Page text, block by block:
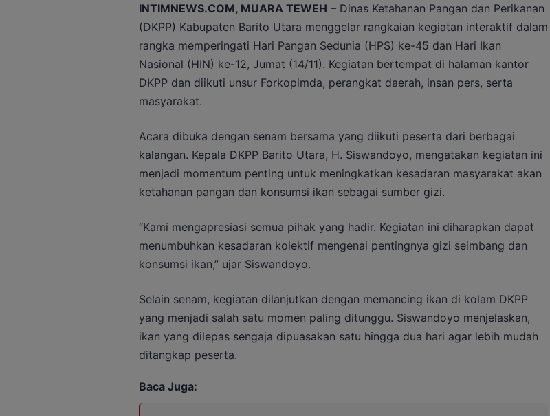
INTIMNEWS.COM, MUARA TEWEH – Dinas Ketahanan Pangan dan Perikanan
(DKPP) Kabupaten Barito Utara menggelar rangkaian kegiatan interaktif dalam
rangka memperingati Hari Pangan Sedunia (HPS) ke-45 dan Hari Ikan
Nasional (HIN) ke-12, Jumat (14/11). Kegiatan bertempat di halaman kantor
DKPP dan diikuti unsur Forkopimda, perangkat daerah, insan pers, serta
masyarakat.
Acara dibuka dengan senam bersama yang diikuti peserta dari berbagai
kalangan. Kepala DKPP Barito Utara, H. Siswandoyo, mengatakan kegiatan ini
menjadi momentum penting untuk meningkatkan kesadaran masyarakat akan
ketahanan pangan dan konsumsi ikan sebagai sumber gizi.
“Kami mengapresiasi semua pihak yang hadir. Kegiatan ini diharapkan dapat
menumbuhkan kesadaran kolektif mengenai pentingnya gizi seimbang dan
konsumsi ikan,” ujar Siswandoyo.
Selain senam, kegiatan dilanjutkan dengan memancing ikan di kolam DKPP
yang menjadi salah satu momen paling ditunggu. Siswandoyo menjelaskan,
ikan yang dilepas sengaja dipuasakan satu hingga dua hari agar lebih mudah
ditangkap peserta.
Baca Juga: